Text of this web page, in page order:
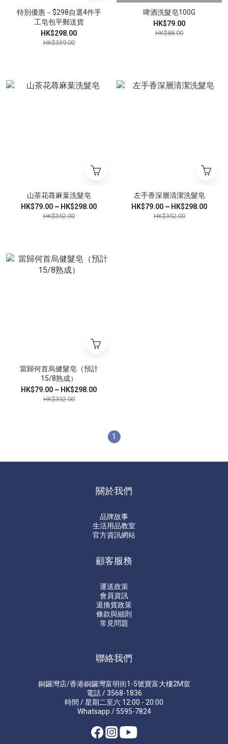
特別優惠－$298自選4件手
工皂包平郵送貨
HK$298.00
HK$339.00
啤酒洗髮皂100G
HK$79.00
HK$88.00
山茶花蕁麻葉洗髮皂
HK$79.00 ~ HK$298.00
HK$352.00
左手香深層清潔洗髮皂
HK$79.00 ~ HK$298.00
HK$352.00
當歸何首烏健髮皂（預計
15/8熟成）
HK$79.00 ~ HK$298.00
HK$352.00
1
關於我們
品牌故事
生活用品教室
官方資訊網站
顧客服務
運送政策
會員資訊
退換貨政策
條款與細則
常見問題
聯絡我們
銅鑼灣店/香港銅鑼灣富明街1-5號寶富大樓2M室
電話 / 3568-1836
時間 / 星期二至六 12:00 - 20:00
Whatsapp / 5595-7824